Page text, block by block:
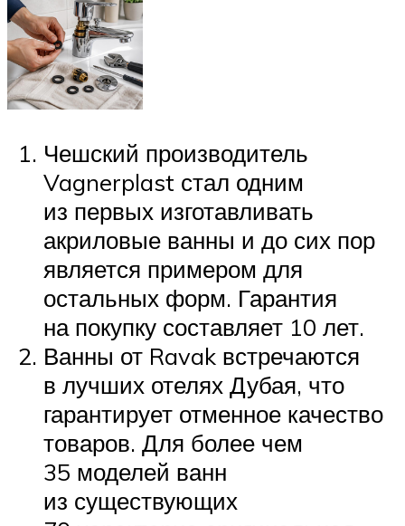
Чешский производитель
Vagnerplast стал одним
из первых изготавливать
акриловые ванны и до сих пор
является примером для
остальных форм. Гарантия
на покупку составляет 10 лет.
Ванны от Ravak встречаются
в лучших отелях Дубая, что
гарантирует отменное качество
товаров. Для более чем
35 моделей ванн
из существующих